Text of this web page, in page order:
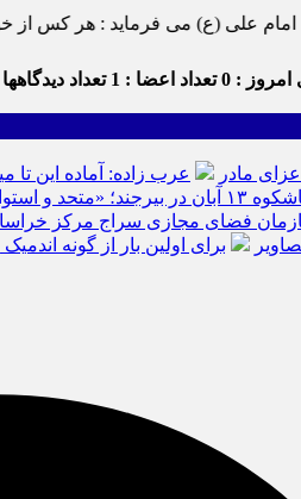
: هر کس از خود بدگویی و انتقاد کند٬ خود را اصلاح کرده و هر کس خودستایی نماید٬ پس به
: 0 تعداد اعضا : 1 تعداد دیدگاهها :
مادر
عرب زاده: آماده این تا
مقابل استکبار» + تصاویر
فضای مجازی سراج مرکز خراسان
برای اولین بار از گونه